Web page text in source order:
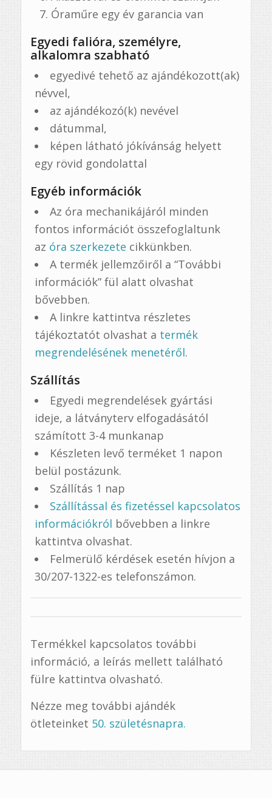
Óraműre egy év garancia van
Egyedi falióra, személyre,
alkalomra szabható
egyedivé tehető az ajándékozott(ak)
névvel,
az ajándékozó(k) nevével
dátummal,
képen látható jókívánság helyett
egy rövid gondolattal
Egyéb információk
Az óra mechanikájáról minden
fontos információt összefoglaltunk
az óra szerkezete cikkünkben.
A termék jellemzőiről a “További
információk” fül alatt olvashat
bővebben.
A linkre kattintva részletes
tájékoztatót olvashat a termék
megrendelésének menetéről.
Szállítás
Egyedi megrendelések gyártási
ideje, a látványterv elfogadásától
számított 3-4 munkanap
Készleten levő terméket 1 napon
belül postázunk.
Szállítás 1 nap
Szállítással és fizetéssel kapcsolatos
információkról bővebben a linkre
kattintva olvashat.
Felmerülő kérdések esetén hívjon a
30/207-1322-es telefonszámon.
Termékkel kapcsolatos további
információ, a leírás mellett található
fülre kattintva olvasható.
Nézze meg további ajándék
ötleteinket 50. születésnapra.